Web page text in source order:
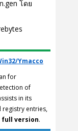
โดย
Ymacco
for
of
in its
registry entries,
full version.